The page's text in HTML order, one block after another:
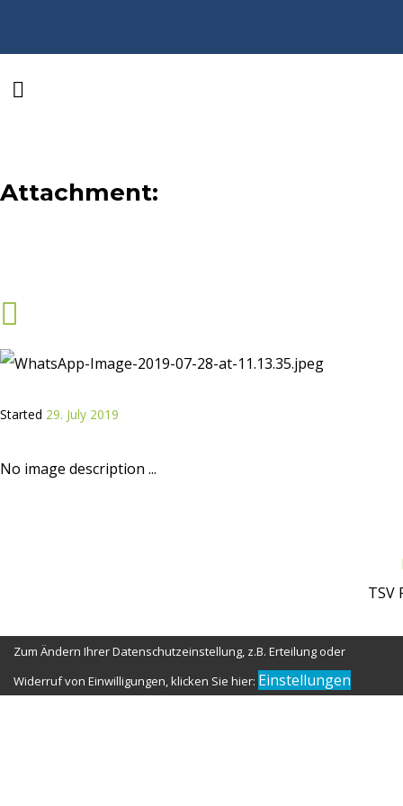
Attachment:
Started 29. July 2019
No image description ...
TSV
Zum Ändern Ihrer Datenschutzeinstellung, z.B. Erteilung oder
Widerruf von Einwilligungen, klicken Sie hier: Einstellungen